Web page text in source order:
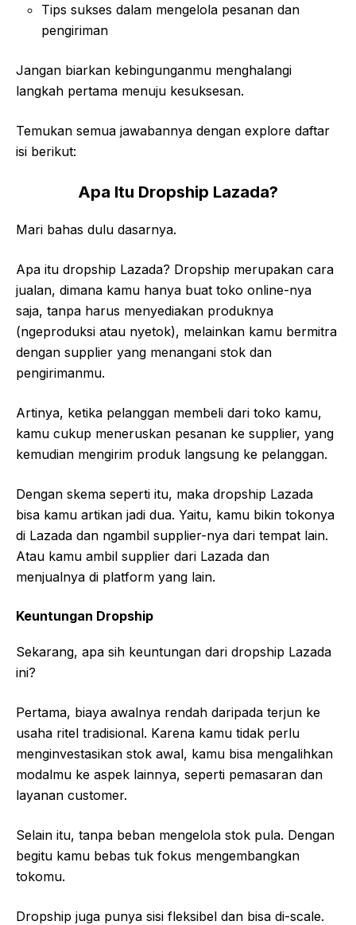
Tips sukses dalam mengelola pesanan dan
pengiriman
Jangan biarkan kebingunganmu menghalangi
langkah pertama menuju kesuksesan.
Temukan semua jawabannya dengan explore daftar
isi berikut:
Apa Itu Dropship Lazada?
Mari bahas dulu dasarnya.
Apa itu dropship Lazada? Dropship merupakan cara
jualan, dimana kamu hanya buat toko online-nya
saja, tanpa harus menyediakan produknya
(ngeproduksi atau nyetok), melainkan kamu bermitra
dengan supplier yang menangani stok dan
pengirimanmu.
Artinya, ketika pelanggan membeli dari toko kamu,
kamu cukup meneruskan pesanan ke supplier, yang
kemudian mengirim produk langsung ke pelanggan.
Dengan skema seperti itu, maka dropship Lazada
bisa kamu artikan jadi dua. Yaitu, kamu bikin tokonya
di Lazada dan ngambil supplier-nya dari tempat lain.
Atau kamu ambil supplier dari Lazada dan
menjualnya di platform yang lain.
Keuntungan Dropship
Sekarang, apa sih keuntungan dari dropship Lazada
ini?
Pertama, biaya awalnya rendah daripada terjun ke
usaha ritel tradisional. Karena kamu tidak perlu
menginvestasikan stok awal, kamu bisa mengalihkan
modalmu ke aspek lainnya, seperti pemasaran dan
layanan customer.
Selain itu, tanpa beban mengelola stok pula. Dengan
begitu kamu bebas tuk fokus mengembangkan
tokomu.
Dropship juga punya sisi fleksibel dan bisa di-scale.